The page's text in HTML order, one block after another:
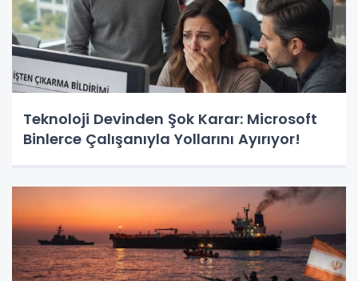
Teknoloji Devinden Şok Karar: Microsoft
Binlerce Çalışanıyla Yollarını Ayırıyor!